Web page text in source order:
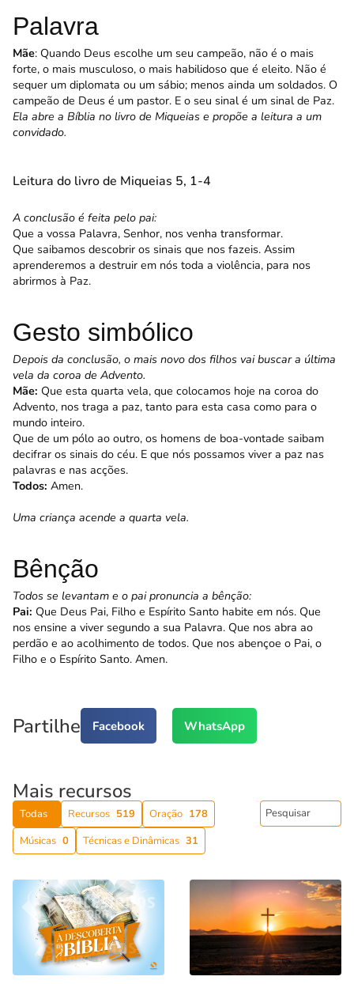
Palavra
Mãe: Quando Deus escolhe um seu campeão, não é o mais
forte, o mais musculoso, o mais habilidoso que é eleito. Não é
sequer um diplomata ou um sábio; menos ainda um soldados. O
campeão de Deus é um pastor. E o seu sinal é um sinal de Paz.
Ela abre a Bíblia no livro de Miqueias e propõe a leitura a um
convidado.
Leitura do livro de Miqueias 5, 1-4
A conclusão é feita pelo pai:
Que a vossa Palavra, Senhor, nos venha transformar.
Que saibamos descobrir os sinais que nos fazeis. Assim
aprenderemos a destruir em nós toda a violência, para nos
abrirmos à Paz.
Gesto simbólico
Depois da conclusão, o mais novo dos filhos vai buscar a última
vela da coroa de Advento.
Mãe: Que esta quarta vela, que colocamos hoje na coroa do
Advento, nos traga a paz, tanto para esta casa como para o
mundo inteiro.
Que de um pólo ao outro, os homens de boa-vontade saibam
decifrar os sinais do céu. E que nós possamos viver a paz nas
palavras e nas acções.
Todos: Amen.
Uma criança acende a quarta vela.
Bênção
Todos se levantam e o pai pronuncia a bênção:
Pai: Que Deus Pai, Filho e Espírito Santo habite em nós. Que
nos ensine a viver segundo a sua Palavra. Que nos abra ao
perdão e ao acolhimento de todos. Que nos abençoe o Pai, o
Filho e o Espírito Santo. Amen.
Partilhe Facebook WhatsApp
Mais recursos
Todas Recursos 519 Oração 178
Músicas 0 Técnicas e Dinâmicas 31